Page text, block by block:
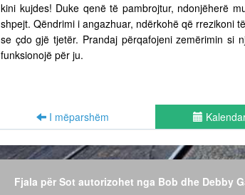
kini kujdes! Duke qenë të pambrojtur, ndonjëherë
shpejt. Qëndrimi i angazhuar, ndërkohë që rrezikoni
se çdo gjë tjetër. Prandaj përqafojeni zemërimin si
funksionojë për ju.
I mëparshëm
Fjala për Sot autorizohet nga Bob dhe Debby